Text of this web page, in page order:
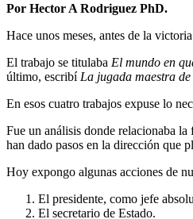
Por Hector A Rodriguez PhD.
Hace unos meses, antes de la
El trabajo se titulaba El mundo en
último, escribí La jugada maestra
En esos cuatro trabajos expuse lo
Fue un análisis donde relacionaba
han dado pasos en la dirección que
Hoy expongo algunas acciones de
El presidente, como jefe
El secretario de Estado.